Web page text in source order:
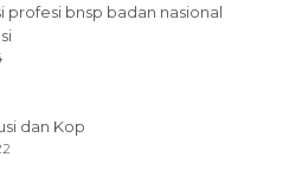
profesi bnsp badan nasional
dan Kop